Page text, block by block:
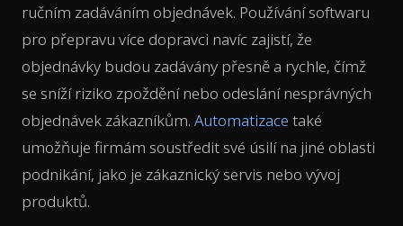
ručním zadáváním objednávek. Používání softwaru
pro přepravu více dopravci navíc zajistí, že
objednávky budou zadávány přesně a rychle, čímž
se sníží riziko zpoždění nebo odeslání nesprávných
objednávek zákazníkům. Automatizace také
umožňuje firmám soustředit své úsilí na jiné oblasti
podnikání, jako je zákaznický servis nebo vývoj
produktů.